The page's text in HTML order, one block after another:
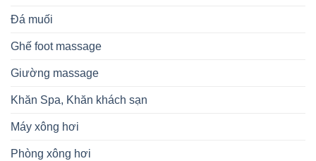
Đá muối
Ghế foot massage
Giường massage
Khăn Spa, Khăn khách sạn
Máy xông hơi
Phòng xông hơi